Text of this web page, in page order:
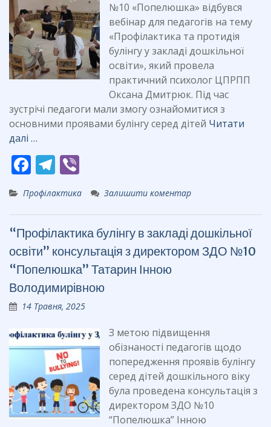
№10 «Попелюшка» відбувся
вебінар для педагогів на тему
«Профілактика та протидія
булінгу у закладі дошкільної
освіти», який провела
практичний психолог ЦПРПП
Оксана Дмитрюк. Під час
зустрічі педагоги мали змогу ознайомитися з
основними проявами булінгу серед дітей Читати
далі …
F
ac
e
b
o
o
k
T
e
gr
a
m
er
Профілактика Залишити коментар
“Профілактика булінгу в закладі дошкільної
освіти” консультація з директором ЗДО №10
“Попелюшка” Татарин Інною
Володимирівною
14 Травня, 2025
З метою підвищення
обізнаності педагогів щодо
попередження проявів булінгу
серед дітей дошкільного віку
була проведена консультація з
директором ЗДО №10
“Попелюшка” Інною